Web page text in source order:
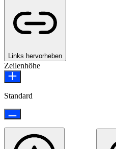
Links hervorheben
Zeilenhöhe
Standard